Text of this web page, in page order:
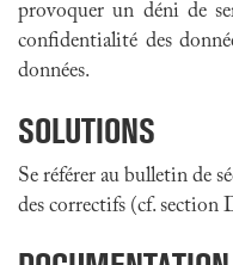
provoquer un déni de
confidentialité des
données.
SOLUTIONS
Se référer au bulletin de
des correctifs (cf. section